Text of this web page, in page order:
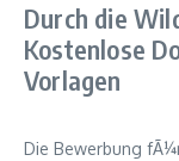
Durch die
Kostenlose
Vorlagen
Die Bewerbung